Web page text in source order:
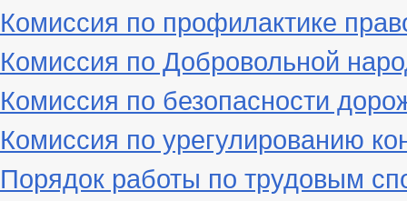
Комиссия по профилактике
Комиссия по Добровольной
Комиссия по безопасности
Комиссия по урегулированию
Порядок работы по трудовым